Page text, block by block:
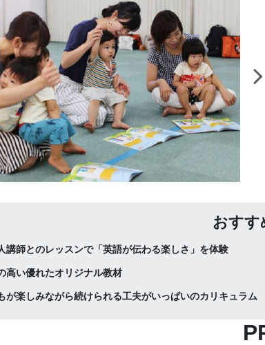
おすす
講師とのレッスンで「英語が伝わる楽しさ」を体験
高い優れたオリジナル教材
が楽しみながら続けられる工夫がいっぱいのカリキュラム